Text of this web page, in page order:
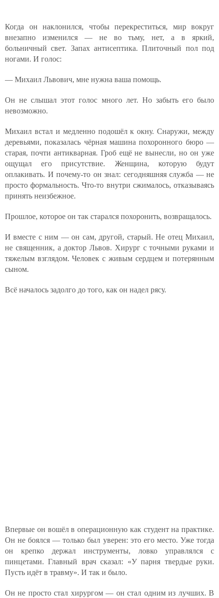
Когда он наклонился, чтобы перекреститься, мир вокруг
внезапно изменился — не во тьму, нет, а в яркий,
больничный свет. Запах антисептика. Плиточный пол под
ногами. И голос:
— Михаил Львович, мне нужна ваша помощь.
Он не слышал этот голос много лет. Но забыть его было
невозможно.
Михаил встал и медленно подошёл к окну. Снаружи, между
деревьями, показалась чёрная машина похоронного бюро —
старая, почти антикварная. Гроб ещё не вынесли, но он уже
ощущал его присутствие. Женщина, которую будут
оплакивать. И почему-то он знал: сегодняшняя служба — не
просто формальность. Что-то внутри сжималось, отказываясь
принять неизбежное.
Прошлое, которое он так старался похоронить, возвращалось.
И вместе с ним — он сам, другой, старый. Не отец Михаил,
не священник, а доктор Львов. Хирург с точными руками и
тяжелым взглядом. Человек с живым сердцем и потерянным
сыном.
Всё началось задолго до того, как он надел рясу.
Впервые он вошёл в операционную как студент на практике.
Он не боялся — только был уверен: это его место. Уже тогда
он крепко держал инструменты, ловко управлялся с
пинцетами. Главный врач сказал: «У парня твердые руки.
Пусть идёт в травму». И так и было.
Он не просто стал хирургом — он стал одним из лучших. В